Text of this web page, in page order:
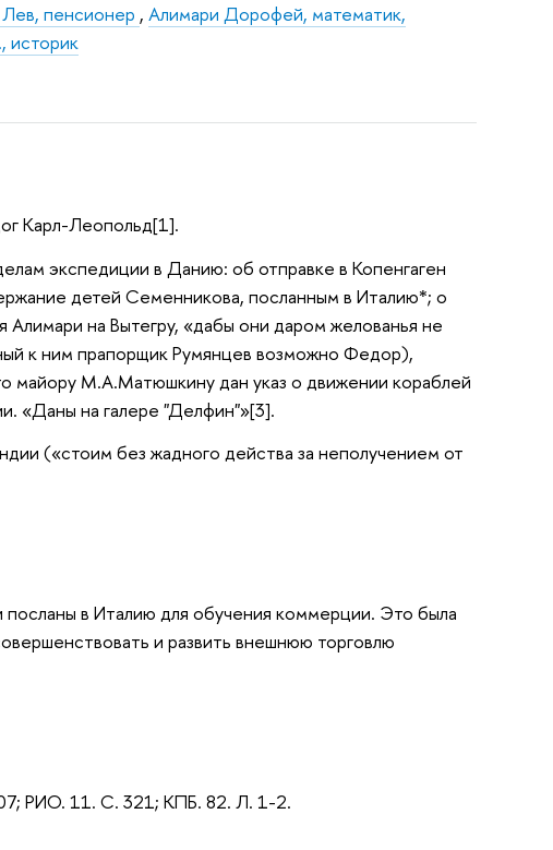
пенсионер ,Алимари Дорофей, математик,
историк
Карл-Леопольд[1].
экспедиции в Данию: об отправке в Копенгаген
детей Семенникова, посланным в Италию*; о
на Вытегру, «дабы они даром желованья не
к ним прапорщик Румянцев возможно Федор),
майору М.А.Матюшкину дан указ о движении кораблей
«Даны на галере "Делфин"»[3].
(«стоим без жадного действа за неполучением от
в Италию для обучения коммерции. Это была
и развить внешнюю торговлю
РИО. 11. С. 321; КПБ. 82. Л. 1-2.